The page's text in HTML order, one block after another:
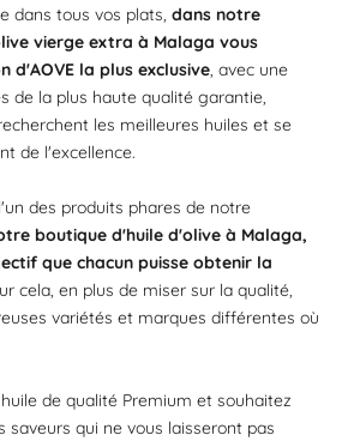
dans tous vos plats, dans notre
vierge extra à Malaga vous
d'AOVE la plus exclusive, avec une
de la plus haute qualité garantie,
les meilleures huiles et se
de l'excellence.
des produits phares de notre
boutique d'huile d'olive à Malaga,
que chacun puisse obtenir la
cela, en plus de miser sur la qualité,
variétés et marques différentes où
de qualité Premium et souhaitez
saveurs qui ne vous laisseront pas